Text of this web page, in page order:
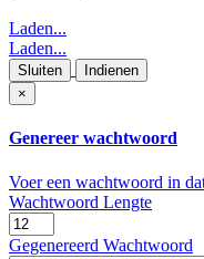
Laden...
Laden...
Sluiten
Indienen
×
Genereer wachtwoord
Voer een wachtwoord in
Wachtwoord Lengte
Gegenereerd Wachtwoord